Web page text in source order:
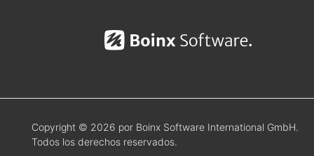
Copyright © 2026 por Boinx Software International GmbH.
Todos los derechos reservados.